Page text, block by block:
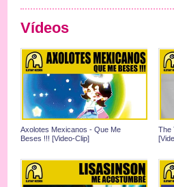
Vídeos
Axolotes Mexicanos - Que Me
Beses !!! [Video-Clip]
The